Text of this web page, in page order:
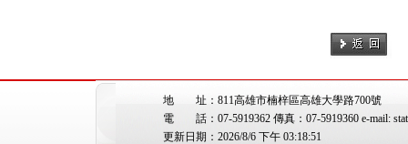
地 址：811高雄市楠梓區高雄大學路700號
電 話：07-5919362 傳真：07-5919360 e-mail:
更新日期：2026/8/6 下午 03:18:51